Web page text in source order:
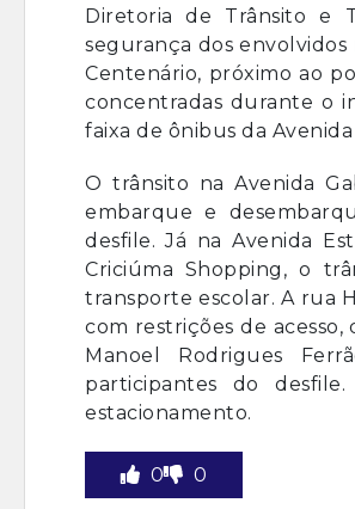
Diretoria de Trânsito e
segurança dos
Centenário, próximo ao
concentradas durante o
faixa de ônibus da
O trânsito na Avenida
embarque e
desfile. Já na Avenida
Criciúma Shopping, o
transporte escolar. A rua
com restrições de acesso,
Manoel Rodrigues
participantes do
estacionamento.
0 0